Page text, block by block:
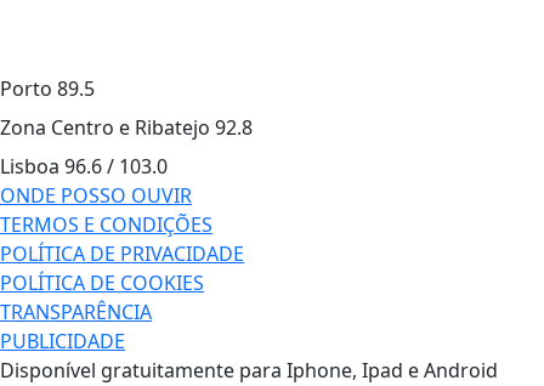
Porto 89.5
Zona Centro e Ribatejo 92.8
Lisboa 96.6 / 103.0
ONDE POSSO OUVIR
TERMOS E CONDIÇÕES
POLÍTICA DE PRIVACIDADE
POLÍTICA DE COOKIES
TRANSPARÊNCIA
PUBLICIDADE
Disponível gratuitamente para Iphone, Ipad e Android